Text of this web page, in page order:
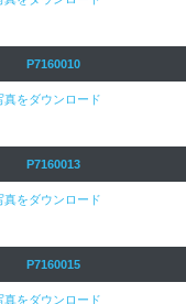
P7160010
P7160013
P7160015